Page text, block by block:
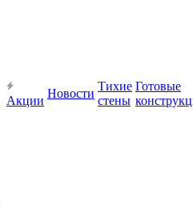
Акции
Новости
Тихие
стены
Готовые